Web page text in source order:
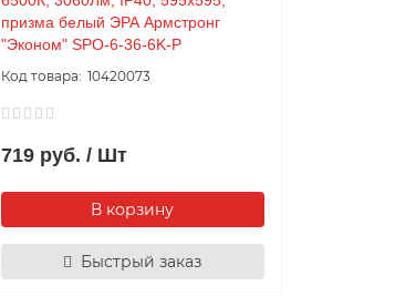
призма белый ЭРА Армстронг
"Эконом" SPO-6-36-6K-P
10420073
719 руб. / Шт
В корзину
Быстрый заказ